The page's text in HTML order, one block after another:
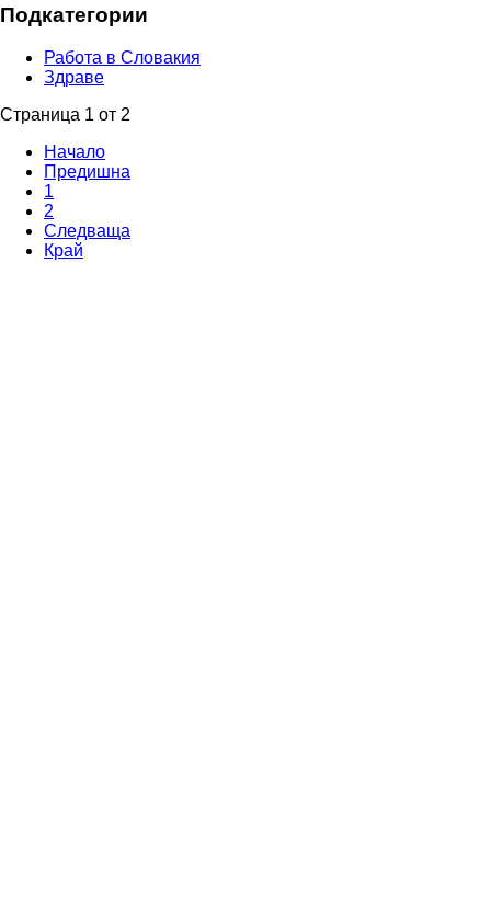
Подкатегории
Работа в Словакия
Здраве
Страница 1 от 2
Начало
Предишна
1
2
Следваща
Край